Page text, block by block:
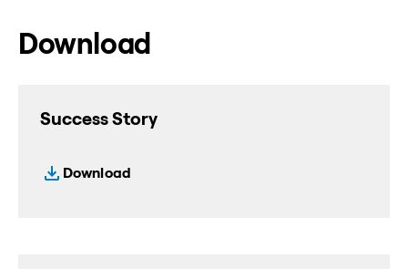
Download
Success Story
Download